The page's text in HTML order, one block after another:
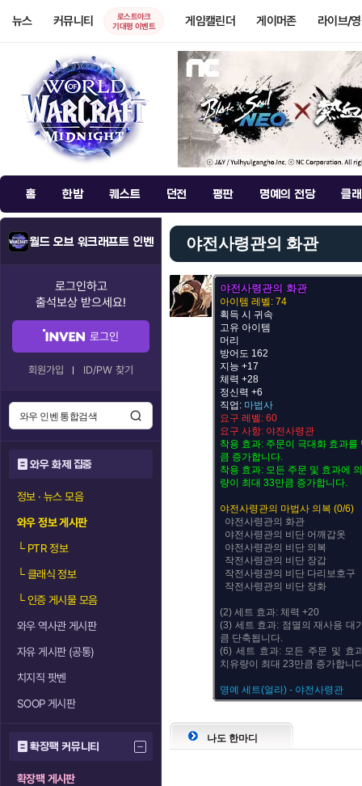
뉴스 커뮤니티
로스트아크
기대평 이벤트
게임캘린더 게이머존 라이브/
홈 한밤 퀘스트 던전 평판 명예의 전당 클
월드 오브 워크래프트 인벤
로그인하고
출석보상 받으세요!
로그인
회원가입 ID/PW 찾기
와우 화제 집중
정보 · 뉴스 모음
와우 정보 게시판
└PTR 정보
└클래식 정보
└인증 게시물 모음
와우 역사관 게시판
자유 게시판 (공통)
치지직 팟벤
SOOP 게시판
확장팩 커뮤니티
확장팩 게시판
야전사령관의 화관
야전사령관의 화관
아이템 레벨: 74
획득 시 귀속
고유 아이템
머리
방어도 162
지능 +17
체력 +28
정신력 +6
직업: 마법사
요구 레벨: 60
요구 사항: 야전사령관
착용 효과: 주문이 극대화 효과를
큼 증가합니다.
착용 효과: 모든 주문 및 효과에
량이 최대 33만큼 증가합니다.
야전사령관의 마법사 의복 (0/6)
야전사령관의 화관
야전사령관의 비단 어깨갑옷
야전사령관의 비단 의복
작전사령관의 비단 장갑
작전사령관의 비단 다리보호구
작전사령관의 비단 장화
(2) 세트 효과: 체력 +20
(3) 세트 효과: 점멸의 재사용 대
큼 단축됩니다.
(6) 세트 효과: 모든 주문 및 효
치유량이 최대 23만큼 증가합니
명예 세트(얼라) - 야전사령관
나도 한마디